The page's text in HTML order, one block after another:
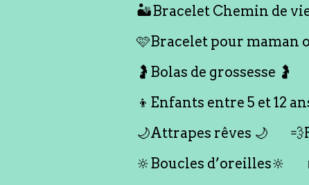
🏜️Bracelet Chemin de
🩷Bracelet pour maman
🤰Bolas de grossesse 🤰
👦Enfants entre 5 et 12
🌙Attrapes rêves 🌙
🔆Boucles d’oreilles🔆